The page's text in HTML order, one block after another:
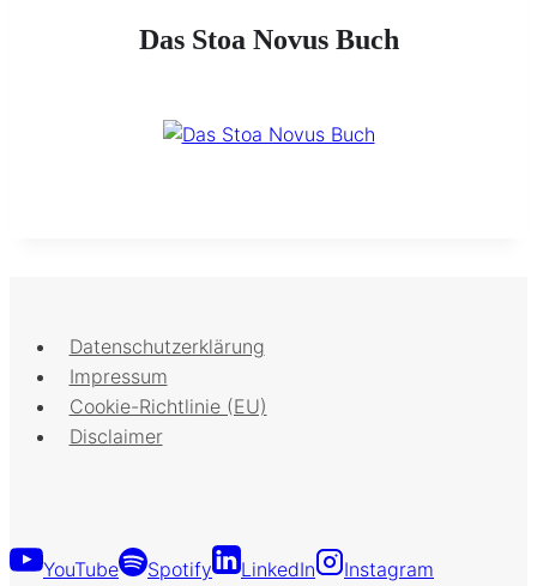
Das Stoa Novus Buch
Datenschutzerklärung
Impressum
Cookie-Richtlinie (EU)
Disclaimer
YouTube Spotify LinkedIn Instagram